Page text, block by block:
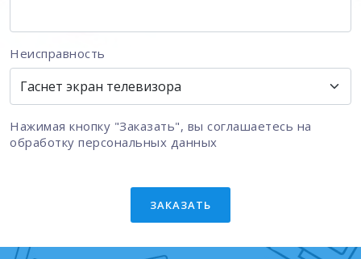
Неисправность
Нажимая кнопку "Заказать", вы соглашаетесь на
обработку персональных данных
ЗАКАЗАТЬ